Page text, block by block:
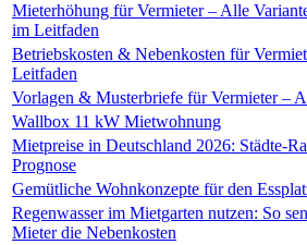
Mieterhöhung für Vermieter – Alle
im Leitfaden
Betriebskosten & Nebenkosten für
Leitfaden
Vorlagen & Musterbriefe für Vermieter –
Wallbox 11 kW Mietwohnung
Mietpreise in Deutschland 2026: Städte-
Prognose
Gemütliche Wohnkonzepte für den
Regenwasser im Mietgarten nutzen: So
Mieter die Nebenkosten